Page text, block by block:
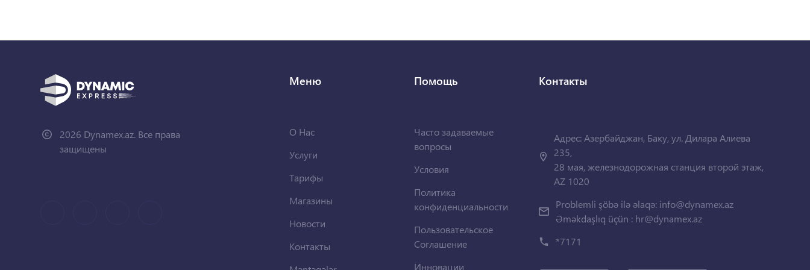
2026 Dynamex.az. Все права
защищены
Меню
О Нас
Услуги
Тарифы
Магазины
Новости
Контакты
Помощь
Часто задаваемые
вопросы
Условия
Политика
конфиденциальности
Пользовательское
Соглашение
Инновации
Контакты
Адрес: Азербайджан, Баку, ул. Дилара Алиева
235,
28 мая, железнодорожная станция второй этаж,
AZ 1020
Problemli şöbə ilə əlaqə: info@dynamex.az
Əməkdaşlıq üçün : hr@dynamex.az
*7171